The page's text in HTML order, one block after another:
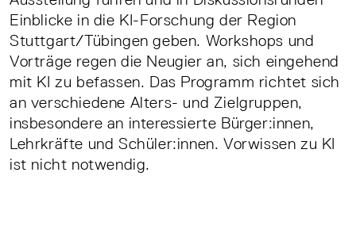
Einblicke in die KI-Forschung der Region
Stuttgart/Tübingen geben. Workshops und
Vorträge regen die Neugier an, sich eingehend
mit KI zu befassen. Das Programm richtet sich
an verschiedene Alters- und Zielgruppen,
insbesondere an interessierte Bürger:innen,
Lehrkräfte und Schüler:innen. Vorwissen zu KI
ist nicht notwendig.